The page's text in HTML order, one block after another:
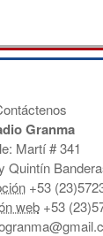
Granma
Martí # 341
Quintín
+53
web+53